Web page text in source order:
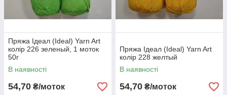
Пряжа Ідеал (Ideal) Yarn Art
колір 226 зеленый, 1 моток
50г
В наявності
54,70 ₴/моток
Пряжа Ідеал (Ideal) Yarn Art
колір 228 желтый
В наявності
54,70 ₴/моток